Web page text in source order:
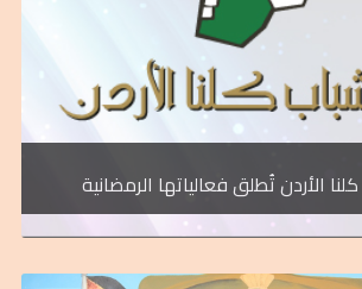
الأردن تُطلق فعالياتها الرمضانية
الأردن، الذراع الشبابي لصندوق الملك عبد
سلسله متكاملة من الأنشطة والفعاليات
بمناسبة حلول شهر رمضان المبارك والتي
الفضيل. وتأتي هذه الفعاليات والمبادرات ضمن
لترسيخ روح المواطنة الفاعلة، وتعزيز أواصر
المجتمعي في كافة محافظات المملكة.
محافظتهم.